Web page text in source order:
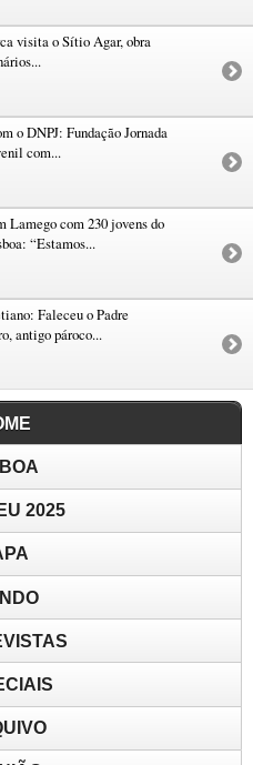
visita o Sítio Agar, obra
o DNPJ: Fundação Jornada
com...
Lamego com 230 jovens do
“Estamos...
Faleceu o Padre
antigo pároco...
2025